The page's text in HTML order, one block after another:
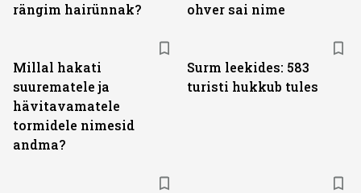
rängim hairünnak?
ohver sai nime
Millal hakati
suurematele ja
hävitavamatele
tormidele nimesid
andma?
Surm leekides: 583
turisti hukkub tules